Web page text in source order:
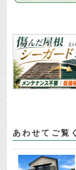
あわせてご覧